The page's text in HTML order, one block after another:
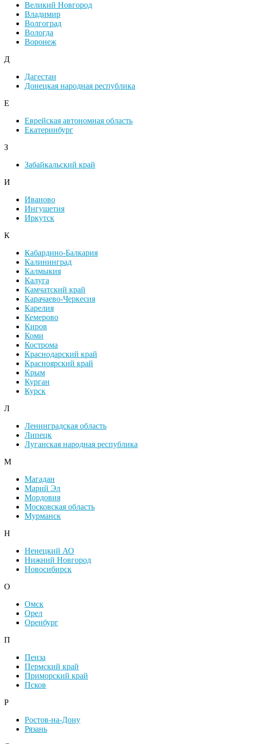
Великий Новгород
Владимир
Волгоград
Вологда
Воронеж
Д
Дагестан
Донецкая народная республика
Е
Еврейская автономная область
Екатеринбург
З
Забайкальский край
И
Иваново
Ингушетия
Иркутск
К
Кабардино-Балкария
Калининград
Калмыкия
Калуга
Камчатский край
Карачаево-Черкесия
Карелия
Кемерово
Киров
Коми
Кострома
Краснодарский край
Красноярский край
Крым
Курган
Курск
Л
Ленинградская область
Липецк
Луганская народная республика
М
Магадан
Марий Эл
Мордовия
Московская область
Мурманск
Н
Ненецкий АО
Нижний Новгород
Новосибирск
О
Омск
Орел
Оренбург
П
Пенза
Пермский край
Приморский край
Псков
Р
Ростов-на-Дону
Рязань